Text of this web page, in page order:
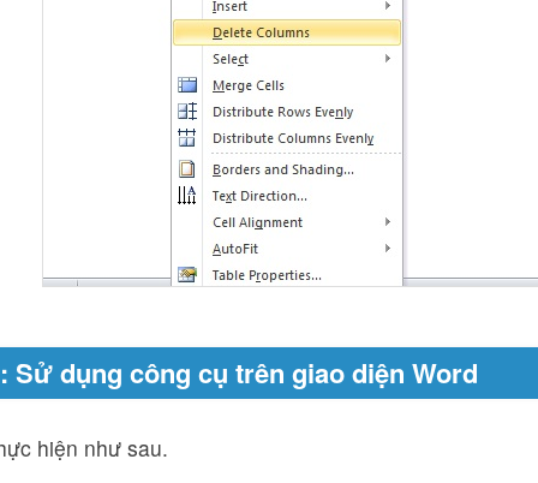
Sử dụng công cụ trên giao diện Word
hiện như sau.